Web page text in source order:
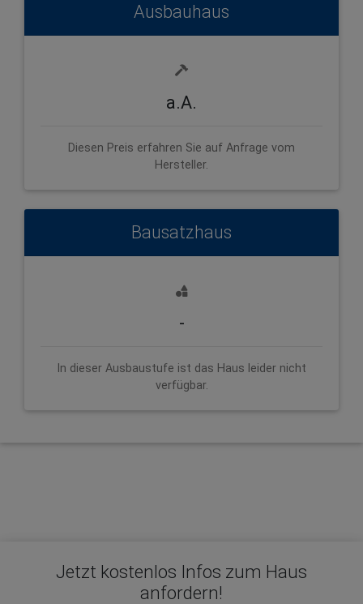
Ausbauhaus
a.A.
Diesen Preis erfahren Sie auf Anfrage vom
Hersteller.
Bausatzhaus
-
In dieser Ausbaustufe ist das Haus leider nicht
verfügbar.
Jetzt kostenlos Infos zum Haus
anfordern!